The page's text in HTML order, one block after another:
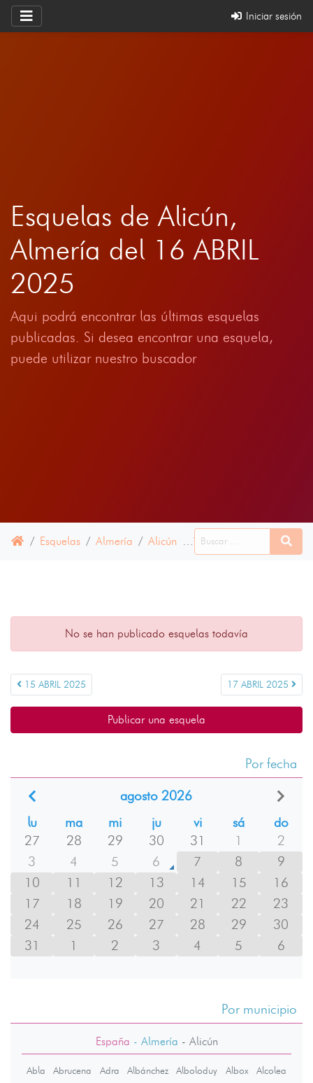
Iniciar sesión
Esquelas de Alicún,
Almería del 16 ABRIL
2025
Aqui podrá encontrar las últimas esquelas
publicadas. Si desea encontrar una esquela,
puede utilizar nuestro buscador
Esquelas Almería Alicún 16 ABRIL 2025
No se han publicado esquelas todavía
15 ABRIL 2025 17 ABRIL 2025
Publicar una esquela
Por fecha
agosto 2026
lu
ma mi ju vi sá
do
27
28 29 30 31 1
2
3
4 5 6 7 8
9
10
11 12 13 14 15
16
17
18 19 20 21 22
23
24
25 26 27 28 29
30
31
1 2 3 4 5 6
Por municipio
España - Almería - Alicún
Abla Abrucena Adra Albánchez Alboloduy Albox
Alcolea